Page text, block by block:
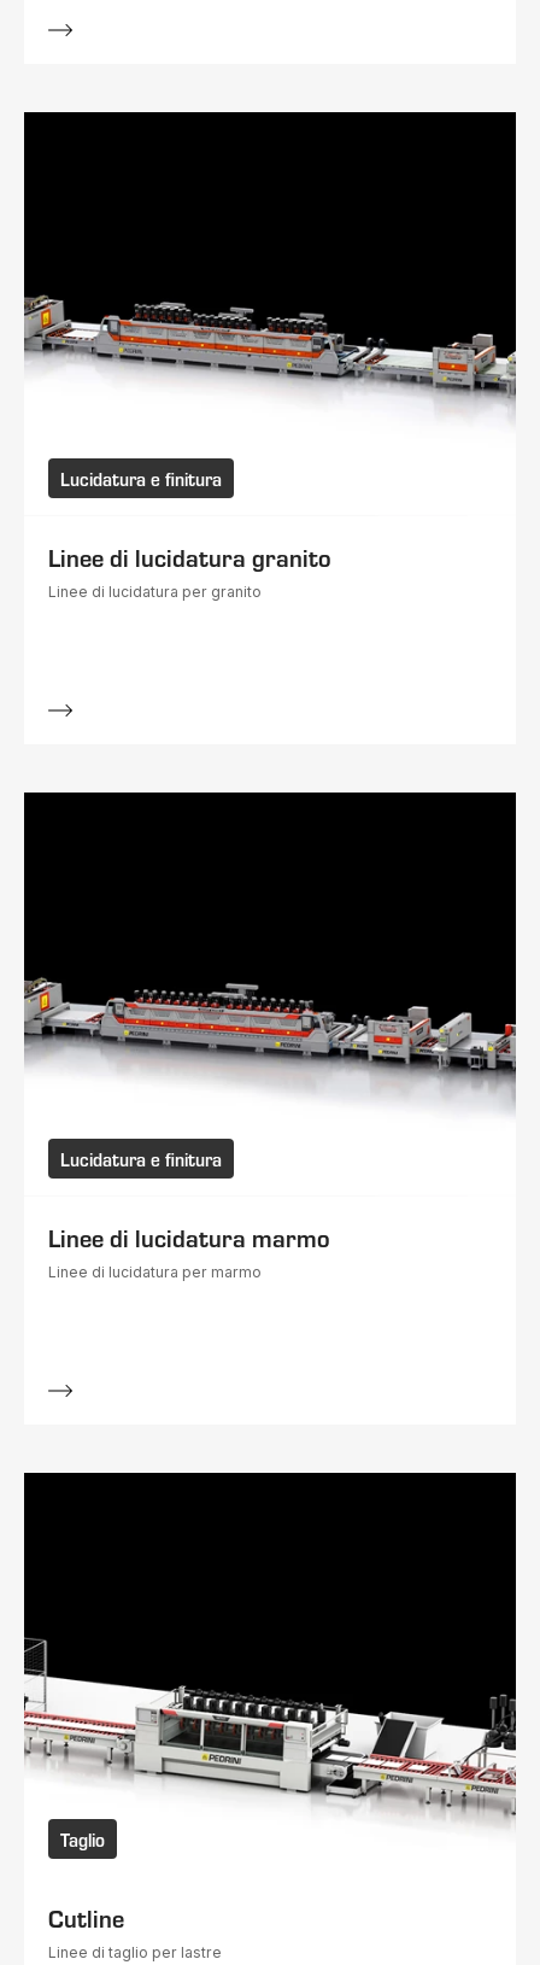
Lucidatura e finitura
Linee di lucidatura granito
Linee di lucidatura per granito
Lucidatura e finitura
Linee di lucidatura marmo
Linee di lucidatura per marmo
Taglio
Cutline
Linee di taglio per lastre